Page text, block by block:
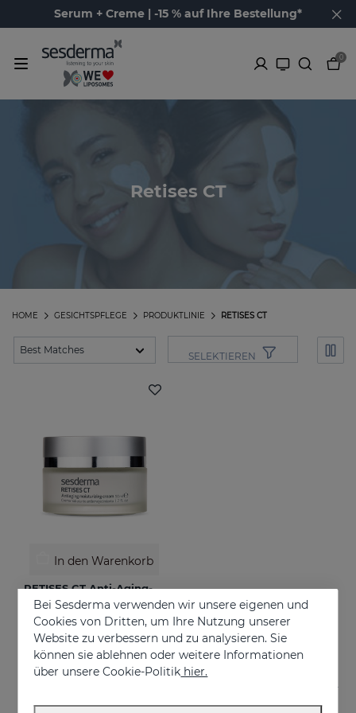
Serum + Creme | -15 % auf Ihre Bestellung*
0
Retises CT
RETISES CT
PRODUKTLINIE
GESICHTSPFLEGE
HOME
SELEKTIEREN
In den Warenkorb
RETISES CT Anti-Aging-Feuchtigkeitscreme
Treatment of wrinkles flaccidity and other oxidative skin manifestations. Moisturizing
€ 62,95
Bei Sesderma verwenden wir unsere eigenen und
Cookies von Dritten, um Ihre Nutzung unserer
Website zu verbessern und zu analysieren. Sie
können sie ablehnen oder weitere Informationen
über unsere Cookie-Politik hier.